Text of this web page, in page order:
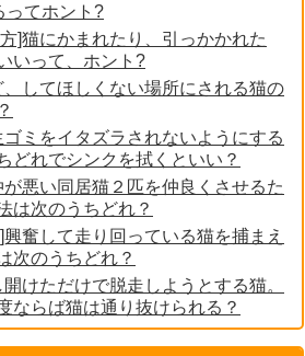
ってホント?
]猫にかまれたり、引っかかれた
いって、ホント?
、してほしくない場所にされる猫の
ミをイタズラされないようにする
どれでシンクを拭くといい？
悪い同居猫２匹を仲良くさせるた
は次のうちどれ？
奮して走り回っている猫を捕まえ
次のうちどれ？
けただけで脱走しようとする猫。
ならば猫は通り抜けられる？